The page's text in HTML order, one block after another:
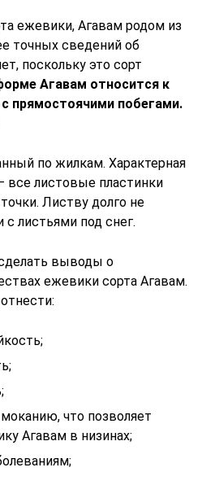
ежевики, Агавам родом из
точных сведений об
поскольку это сорт
Агавам относится к
прямостоячими побегами.
по жилкам. Характерная
все листовые пластинки
Листву долго не
листьями под снег.
выводы о
ежевики сорта Агавам.
что позволяет
Агавам в низинах;